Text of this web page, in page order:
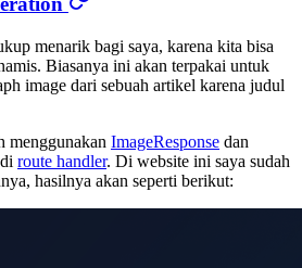
menarik bagi saya, karena kita bisa
Biasanya ini akan terpakai untuk
image dari sebuah artikel karena judul
menggunakan ImageResponse dan
route handler. Di website ini saya sudah
hasilnya akan seperti berikut: